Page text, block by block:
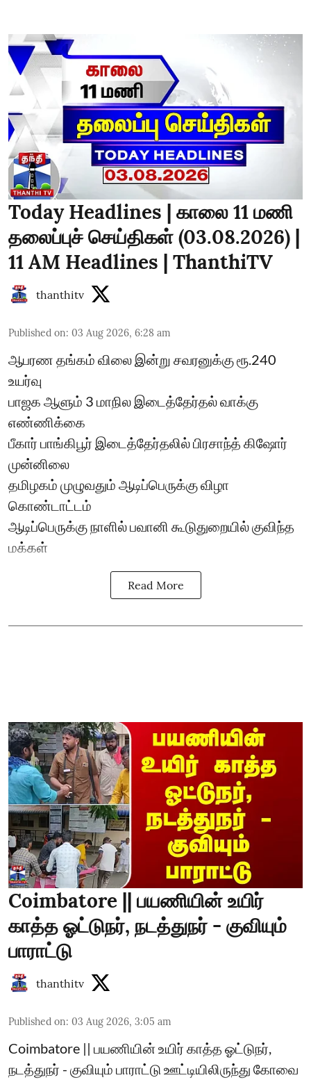
Today Headlines | காலை 11 மணி
தலைப்புச் செய்திகள் (03.08.2026) |
11 AM Headlines | ThanthiTV
thanthitv
Published on: 03 Aug 2026, 6:28 am
ஆபரண தங்கம் விலை இன்று சவரனுக்கு ரூ.240
உயர்வு
பாஜக ஆளும் 3 மாநில இடைத்தேர்தல் வாக்கு
எண்ணிக்கை
பீகார் பாங்கிபூர் இடைத்தேர்தலில் பிரசாந்த் கிஷோர்
முன்னிலை
தமிழகம் முழுவதும் ஆடிப்பெருக்கு விழா
கொண்டாட்டம்
ஆடிப்பெருக்கு நாளில் பவானி கூடுதுறையில் குவிந்த
மக்கள்
Read More
Coimbatore || பயணியின் உயிர்
காத்த ஓட்டுநர், நடத்துநர் - குவியும்
பாராட்டு
thanthitv
Published on: 03 Aug 2026, 3:05 am
Coimbatore || பயணியின் உயிர் காத்த ஓட்டுநர்,
நடத்துநர் - குவியும் பாராட்டு ஊட்டியிலிருந்து கோவை